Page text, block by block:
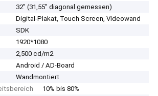
32" (31,55" diagonal gemessen)
Digital-Plakat, Touch Screen, Videowand
SDK
1920*1080
2,500 cd/m2
Android / AD-Board
Wandmontiert
10% bis 80%